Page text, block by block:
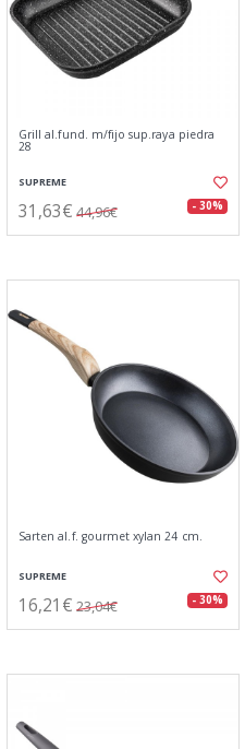
Grill al.fund. m/fijo sup.raya piedra
28
SUPREME
31,63€ 44,96€ - 30%
Sarten al.f. gourmet xylan 24 cm.
SUPREME
16,21€ 23,04€ - 30%